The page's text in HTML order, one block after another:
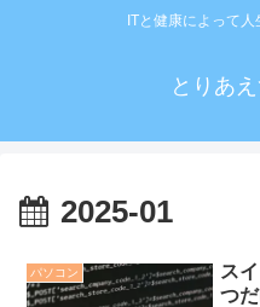
ITと健康によって
とりあ
2025-01
パソコン
ス
つ